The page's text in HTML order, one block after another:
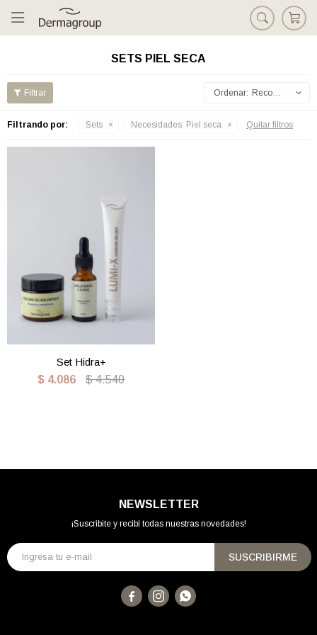

SETS PIEL SECA
Recomendados
Filtrando por: Sets Necesidades: Piel seca Quitar filtros
Set Hidra+
$ 4.086 $ 4.540
NEWSLETTER
¡Suscribite y recibí todas nuestras novedades!
SUSCRIBIRME
  